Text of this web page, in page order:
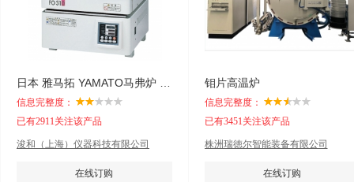
信息完整度：
已有2911关注该产品
浚和（上海）仪器科技有限公司
在线订购
钼片高温炉
信息完整度：
已有3451关注该产品
株洲瑞徳尔智能装备有限公司
在线订购